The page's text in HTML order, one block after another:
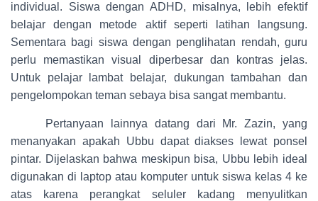
individual. Siswa dengan ADHD, misalnya, lebih efektif
belajar dengan metode aktif seperti latihan langsung.
Sementara bagi siswa dengan penglihatan rendah, guru
perlu memastikan visual diperbesar dan kontras jelas.
Untuk pelajar lambat belajar, dukungan tambahan dan
pengelompokan teman sebaya bisa sangat membantu.
Pertanyaan lainnya datang dari Mr. Zazin, yang
menanyakan apakah Ubbu dapat diakses lewat ponsel
pintar. Dijelaskan bahwa meskipun bisa, Ubbu lebih ideal
digunakan di laptop atau komputer untuk siswa kelas 4 ke
atas karena perangkat seluler kadang menyulitkan